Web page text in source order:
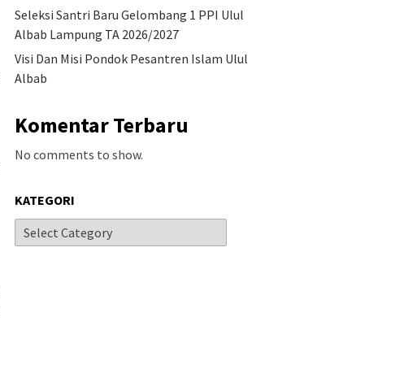
Seleksi Santri Baru Gelombang 1 PPI Ulul
Albab Lampung TA 2026/2027
Visi Dan Misi Pondok Pesantren Islam Ulul
Albab
Komentar Terbaru
No comments to show.
KATEGORI